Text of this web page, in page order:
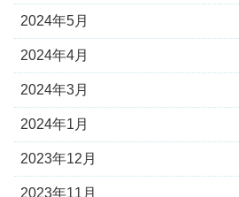
2024年5月
2024年4月
2024年3月
2024年1月
2023年12月
2023年11月